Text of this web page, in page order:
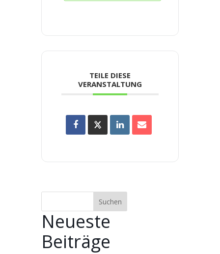
TEILE DIESE
VERANSTALTUNG
Suchen
Neueste
Beiträge